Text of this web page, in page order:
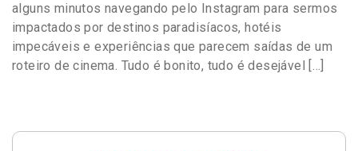
alguns minutos navegando pelo Instagram para sermos
impactados por destinos paradisíacos, hotéis
impecáveis e experiências que parecem saídas de um
roteiro de cinema. Tudo é bonito, tudo é desejável […]